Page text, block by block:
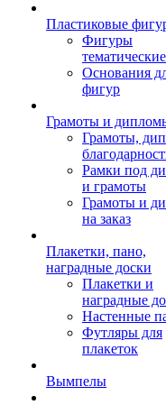
Пластиковые
Фигуры
тематические
Основания
фигур
Грамоты и
Грамоты,
Рамки под
и грамоты
Грамоты и
на заказ
Плакетки, пано,
наградные доски
Плакетки и
наградные
Настенные
Футляры для
плакеток
Вымпелы